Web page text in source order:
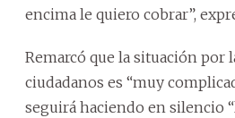
encima le quiero cobrar”,
Remarcó que la situación por
ciudadanos es “muy
seguirá haciendo en silencio